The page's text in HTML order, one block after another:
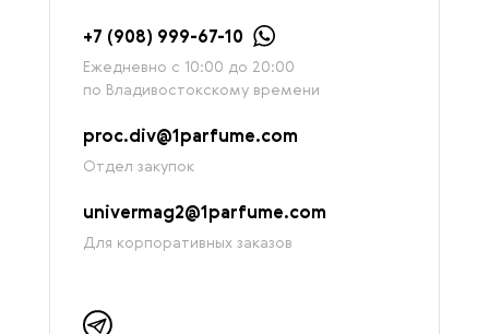
+7 (908) 999-67-10
Ежедневно с 10:00 до 20:00
по Владивостокскому времени
proc.div@1parfume.com
Отдел закупок
univermag2@1parfume.com
Для корпоративных заказов